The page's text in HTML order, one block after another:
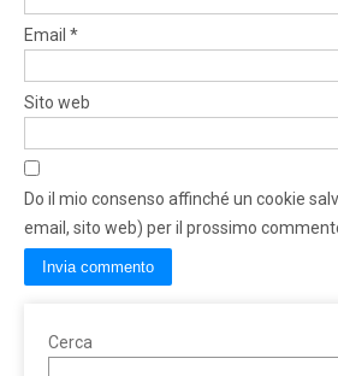
Email *
Sito web
Do il mio consenso affinché un cookie
email, sito web) per il prossimo
Cerca